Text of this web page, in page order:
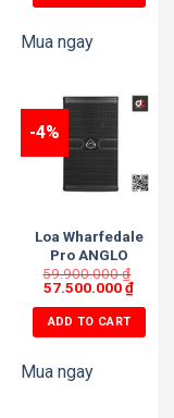
Mua ngay
-4%
Loa Wharfedale
Pro ANGLO
E312
59.900.000₫
57.500.000₫
ADD TO CART
Mua ngay